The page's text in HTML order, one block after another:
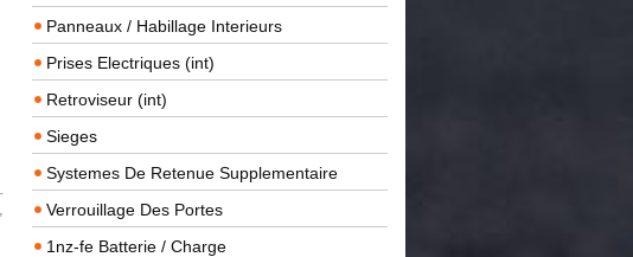
Panneaux / Habillage Interieurs
Prises Electriques (int)
Retroviseur (int)
Sieges
Systemes De Retenue Supplementaire
Verrouillage Des Portes
1nz-fe Batterie / Charge